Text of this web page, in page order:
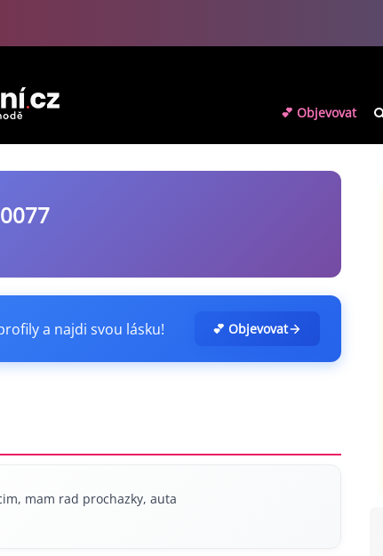
💕 Objevovat
a najdi svou lásku! 💕 Objevovat
mam rad prochazky, auta